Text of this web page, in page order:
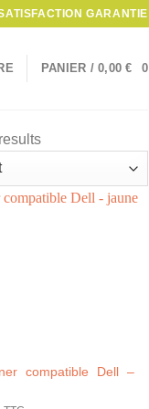
GARANTIE
PANIER /0,00€ 0
compatible Dell –